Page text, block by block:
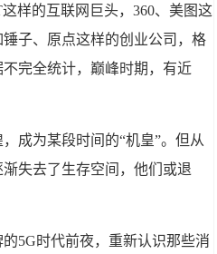
样的互联网巨头，360、美图这
子、原点这样的创业公司，格
完全统计，巅峰时期，有近
成为某段时间的“机皇”。但从
失去了生存空间，他们或退
5G时代前夜，重新认识那些消